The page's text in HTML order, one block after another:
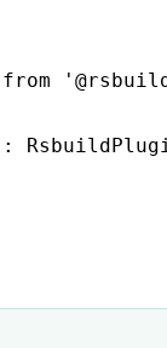
from
: